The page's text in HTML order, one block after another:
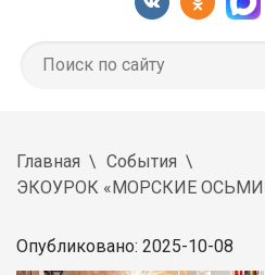
Главная
События
ЭКОУРОК «МОРСКИЕ
Опубликовано: 2025-10-08